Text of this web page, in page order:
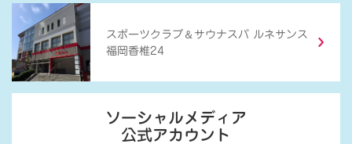
スポーツクラブ ＆ サウナスパ ルネサンス
福岡香椎24
ソーシャルメディア
公式アカウント